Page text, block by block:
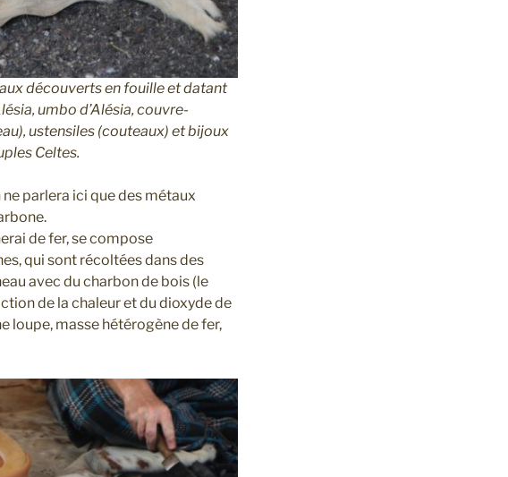
découverts en fouille et datant
umbo d’Alésia, couvre-
ustensiles (couteaux) et bijoux
Celtes.
parlera ici que des métaux
de fer, se compose
qui sont récoltées dans des
avec du charbon de bois (le
de la chaleur et du dioxyde de
loupe, masse hétérogène de fer,